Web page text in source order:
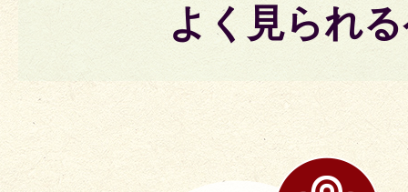
よく見られ